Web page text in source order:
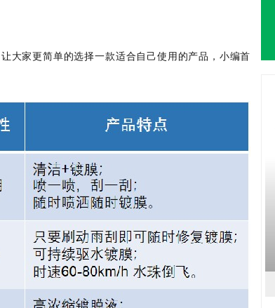
大家更简单的选择一款适合自己使用的产品，小编首